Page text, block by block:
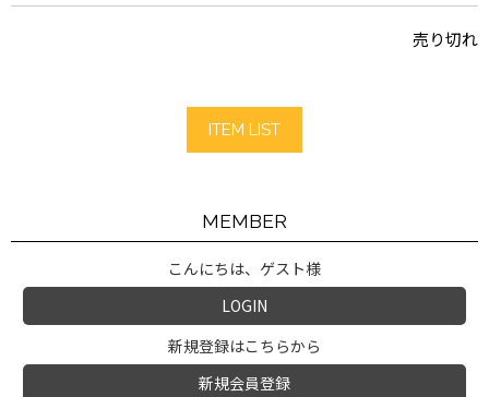
売り切れ
ITEM LIST
MEMBER
こんにちは、ゲスト様
LOGIN
新規登録はこちらから
新規会員登録